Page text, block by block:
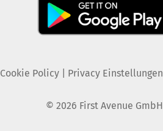
Cookie Policy| Privacy Einstellungen
© 2026 First Avenue GmbH